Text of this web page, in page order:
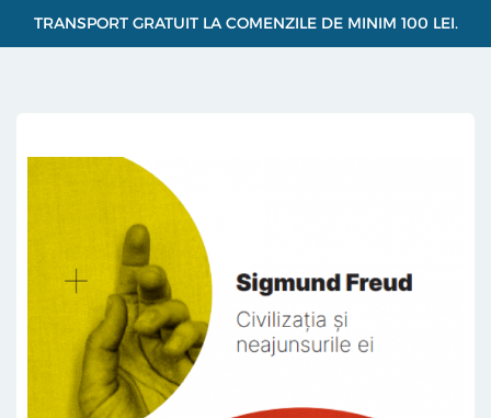
TRANSPORT GRATUIT LA COMENZILE DE MINIM 100 LEI.